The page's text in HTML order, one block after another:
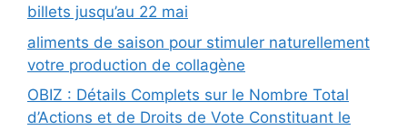
billets jusqu’au 22 mai
aliments de saison pour stimuler naturellement
votre production de collagène
OBIZ : Détails Complets sur le Nombre Total
d’Actions et de Droits de Vote Constituant le